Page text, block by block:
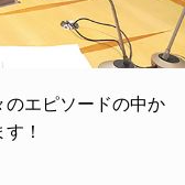
のエピソードの中か
！